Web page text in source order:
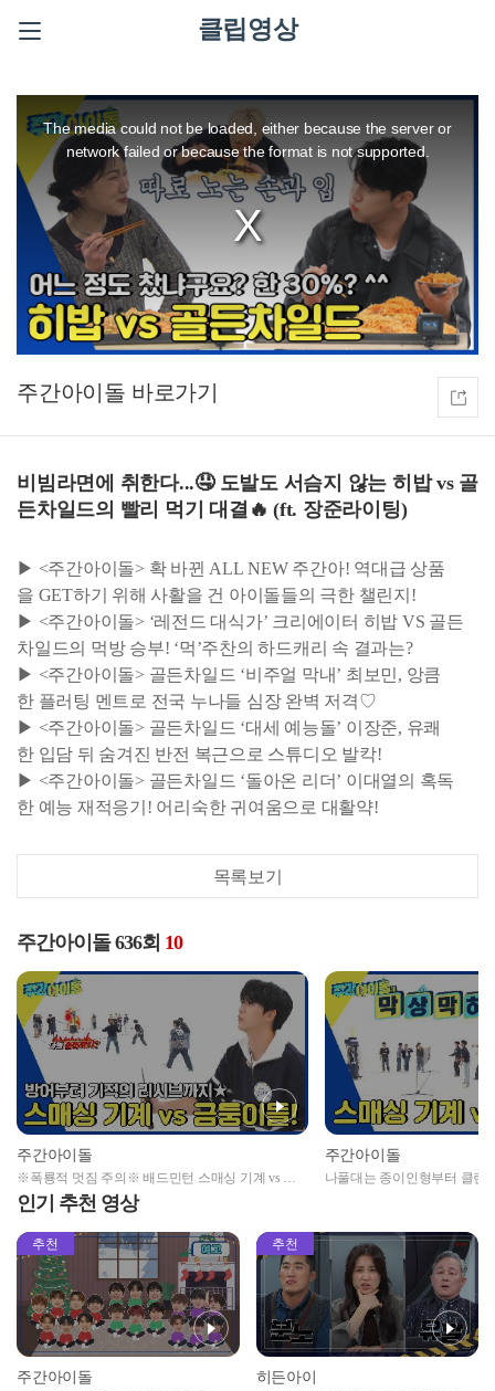
클립영상
modal
window.
The media could not be loaded, either because the server or
network failed or because the format is not supported.
주간아이돌
비빔라면에 취한다...🤤 도발도 서슴지 않는 히밥 vs 골
든차일드의 빨리 먹기 대결🔥 (ft. 장준라이팅)
▶ <주간아이돌> 확 바뀐 ALL NEW 주간아! 역대급 상품
을 GET하기 위해 사활을 건 아이돌들의 극한 챌린지!
▶ <주간아이돌> ‘레전드 대식가’ 크리에이터 히밥 VS 골든
차일드의 먹방 승부! ‘먹’주찬의 하드캐리 속 결과는?
▶ <주간아이돌> 골든차일드 ‘비주얼 막내’ 최보민, 앙큼
한 플러팅 멘트로 전국 누나들 심장 완벽 저격♡
▶ <주간아이돌> 골든차일드 ‘대세 예능돌’ 이장준, 유쾌
한 입담 뒤 숨겨진 반전 복근으로 스튜디오 발칵!
▶ <주간아이돌> 골든차일드 ‘돌아온 리더’ 이대열의 혹독
한 예능 재적응기! 어리숙한 귀여움으로 대활약!
목록보기
주간아이돌 636회 10
주간아이돌
※폭룡적 멋짐 주의※ 배드민턴 스매싱 기계 vs 골
든차일드 대결의 결과는?!
주간아이돌
나풀대는 종이인형부터 클린
인기 추천 영상
추천
주간아이돌
추천
히든아이